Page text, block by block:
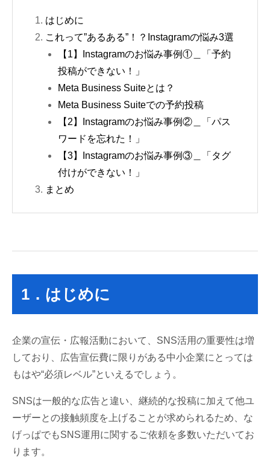
はじめに
これって”あるある”！？Instagramの悩み3選
【1】Instagramのお悩み事例①＿「予約
投稿ができない！」
Meta Business Suiteとは？
Meta Business Suiteでの予約投稿
【2】Instagramのお悩み事例②＿「パス
ワードを忘れた！」
【3】Instagramのお悩み事例③＿「タグ
付けができない！」
まとめ
1．はじめに
企業の宣伝・広報活動において、SNS活用の重要性は増
しており、広告宣伝費に限りがある中小企業にとっては
もはや“必須レベル”といえるでしょう。
SNSは一般的な広告と違い、継続的な投稿に加えて他ユ
ーザーとの接触頻度を上げることが求められるため、な
げっぱでもSNS運用に関するご依頼を多数いただいてお
ります。